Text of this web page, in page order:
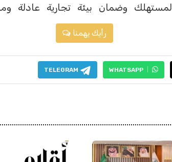
وضمان بيئة تجارية عادلة
رأيك يهمنا
WHATSAPP
TELEGRAM